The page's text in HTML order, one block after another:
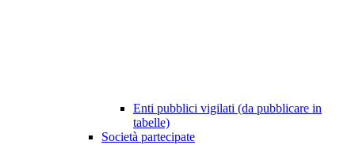
Enti pubblici vigilati (da pubblicare in
tabelle)
Società partecipate